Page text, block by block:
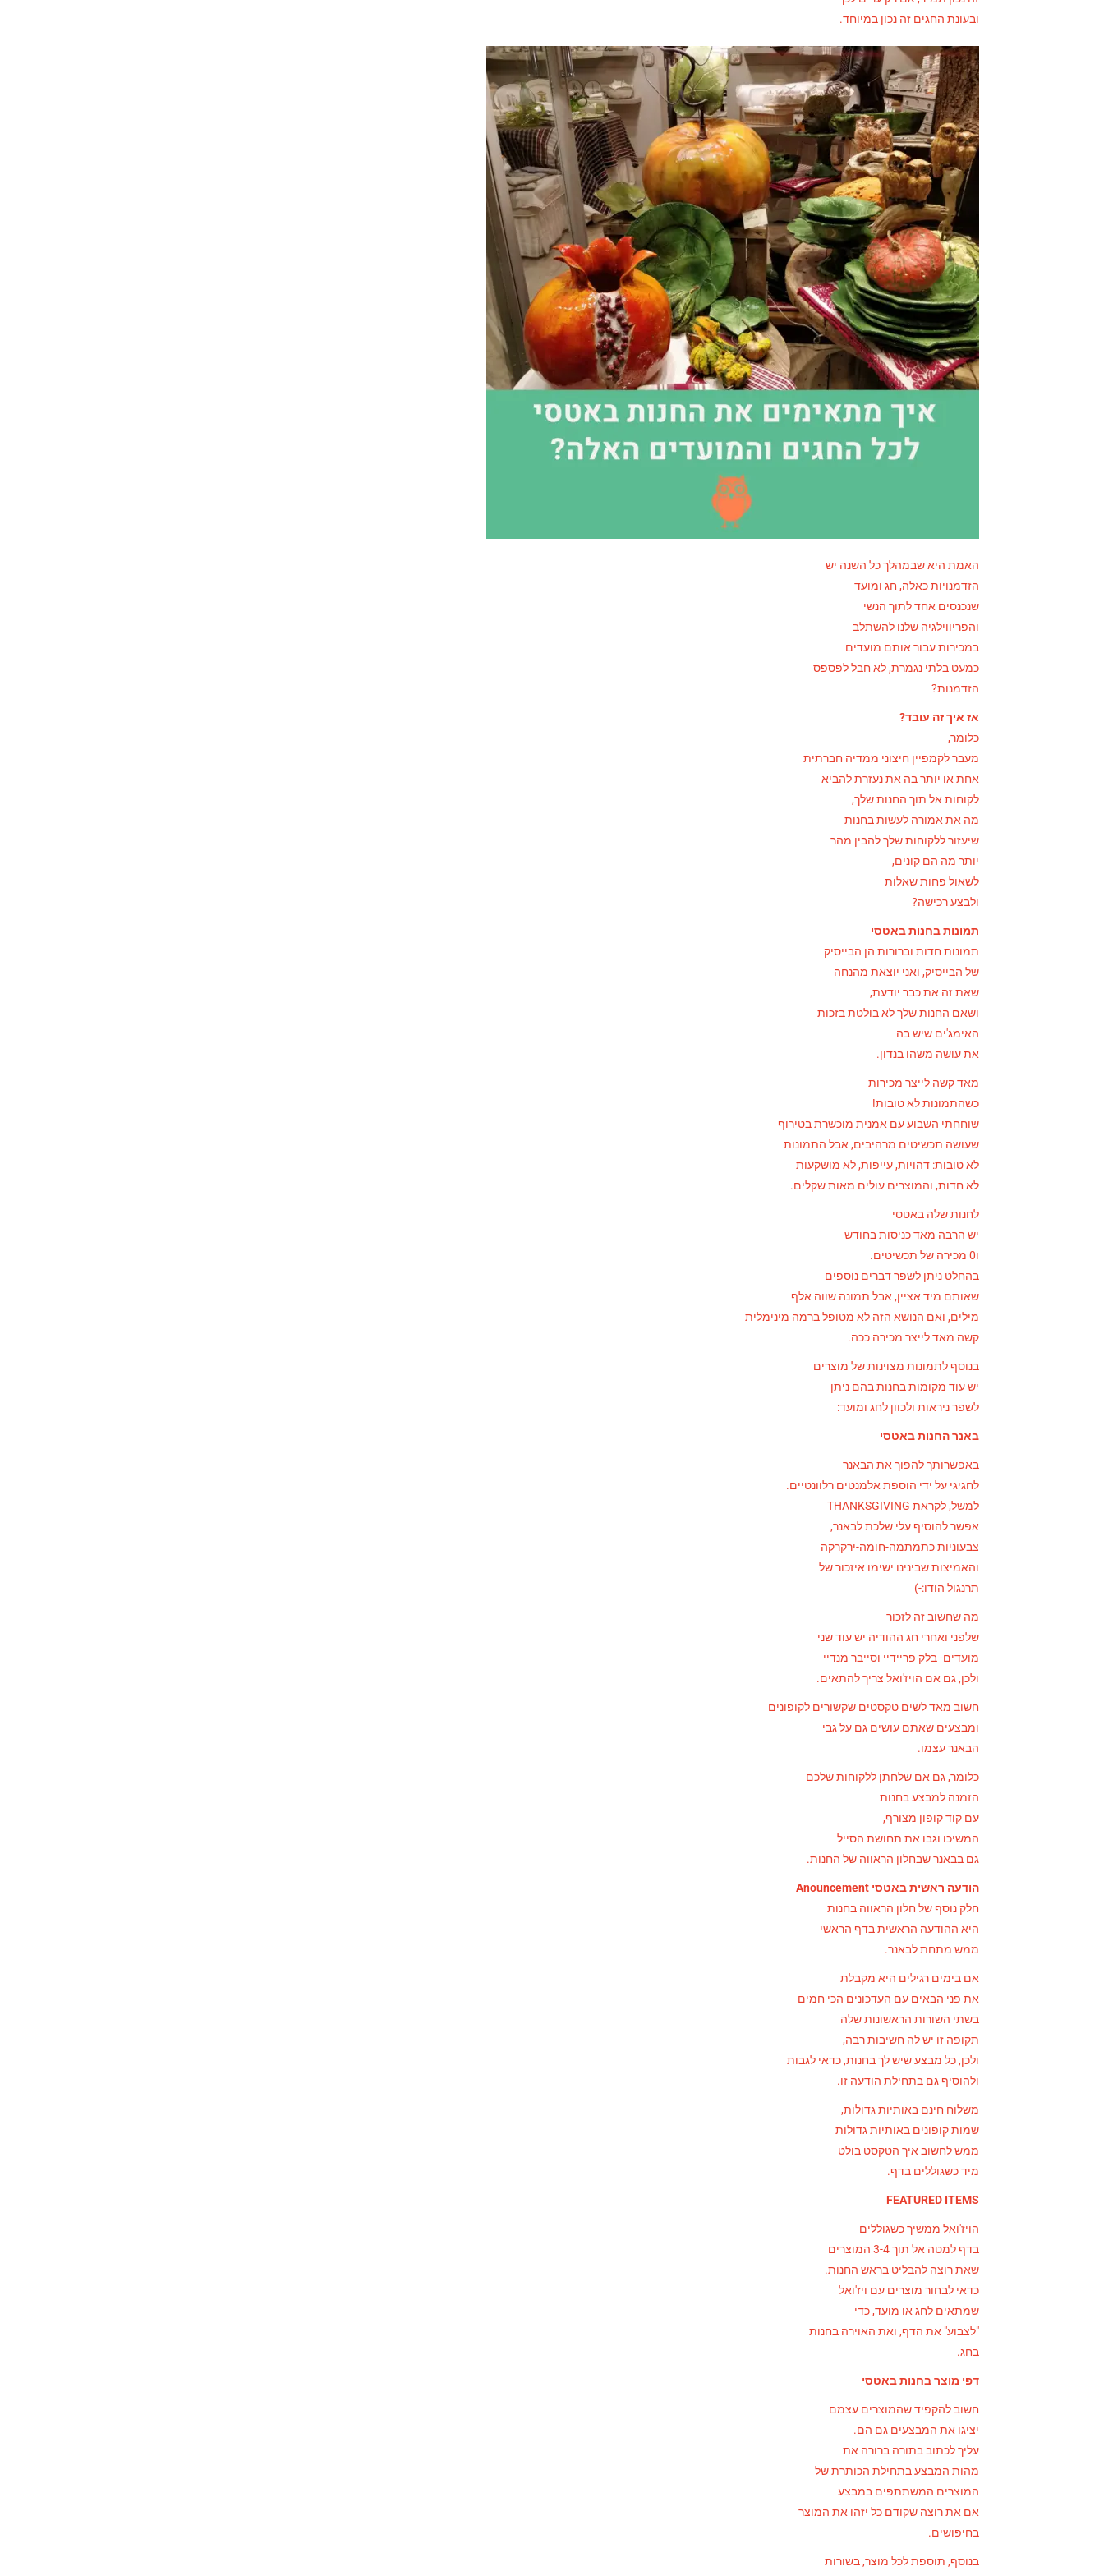
ובעונת החגים זה נכון במיוחד.
האמת היא שבמהלך כל השנה יש
הזדמנויות כאלה, חג ומועד
שנכנסים אחד לתוך הנשי
והפריווילגיה שלנו להשתלב
במכירות עבור אותם מועדים
כמעט בלתי נגמרת, לא חבל לפספס
הזדמנות?
אז איך זה עובד?
כלומר,
מעבר לקמפיין חיצוני ממדיה חברתית
אחת או יותר בה את נעזרת להביא
לקוחות אל תוך החנות שלך,
מה את אמורה לעשות בחנות
שיעזור ללקוחות שלך להבין מהר
יותר מה הם קונים,
לשאול פחות שאלות
ולבצע רכישה?
תמונות בחנות באטסי
תמונות חדות וברורות הן הבייסיק
של הבייסיק, ואני יוצאת מהנחה
שאת זה את כבר יודעת,
ושאם החנות שלך לא בולטת בזכות
האימג'ים שיש בה
את עושה משהו בנדון.
מאד קשה לייצר מכירות
כשהתמונות לא טובות!
שוחחתי השבוע עם אמנית מוכשרת בטירוף
שעושה תכשיטים מרהיבים, אבל התמונות
לא טובות: דהויות, עייפות, לא מושקעות
לא חדות, והמוצרים עולים מאות שקלים.
לחנות שלה באטסי
יש הרבה מאד כניסות בחודש
ו0 מכירה של תכשיטים.
בהחלט ניתן לשפר דברים נוספים
שאותם מיד אציין, אבל תמונה שווה אלף
מילים, ואם הנושא הזה לא מטופל ברמה מינימלית
קשה מאד לייצר מכירה ככה.
בנוסף לתמונות מצוינות של מוצרים
יש עוד מקומות בחנות בהם ניתן
לשפר ניראות ולכוון לחג ומועד:
באנר החנות באטסי
באפשרותך להפוך את הבאנר
לחגיגי על ידי הוספת אלמנטים רלוונטיים.
למשל, לקראת THANKSGIVING
אפשר להוסיף עלי שלכת לבאנר,
צבעוניות כתמתמה-חומה-ירקרקה
והאמיצות שבינינו ישימו איזכור של
תרנגול הודו:-)
מה שחשוב זה לזכור
שלפני ואחרי חג ההודיה יש עוד שני
מועדים- בלק פריידיי וסייבר מנדיי
ולכן, גם אם הויז'ואל צריך להתאים.
חשוב מאד לשים טקסטים שקשורים לקופונים
ומבצעים שאתם עושים גם על גבי
הבאנר עצמו.
כלומר, גם אם שלחתן ללקוחות שלכם
הזמנה למבצע בחנות
עם קוד קופון מצורף,
המשיכו וגבו את תחושת הסייל
גם בבאנר שבחלון הראווה של החנות.
הודעה ראשית באטסי Anouncement
חלק נוסף של חלון הראווה בחנות
היא ההודעה הראשית בדף הראשי
ממש מתחת לבאנר.
אם בימים רגילים היא מקבלת
את פני הבאים עם העדכונים הכי חמים
בשתי השורות הראשונות שלה
תקופה זו יש לה חשיבות רבה,
ולכן, כל מבצע שיש לך בחנות, כדאי לגבות
ולהוסיף גם בתחילת הודעה זו.
משלוח חינם באותיות גדולות,
שמות קופונים באותיות גדולות
ממש לחשוב איך הטקסט בולט
מיד כשגוללים בדף.
FEATURED ITEMS
הויז'ואל ממשיך כשגוללים
בדף למטה אל תוך 3-4 המוצרים
שאת רוצה להבליט בראש החנות.
כדאי לבחור מוצרים עם ויז'ואל
שמתאים לחג או מועד, כדי
"לצבוע" את הדף, ואת האוירה בחנות
בחג.
דפי מוצר בחנות באטסי
חשוב להקפיד שהמוצרים עצמם
יציגו את המבצעים גם הם.
עליך לכתוב בתורה ברורה את
מהות המבצע בתחילת הכותרת של
המוצרים המשתתפים במבצע
אם את רוצה שקודם כל יזהו את המוצר
בחיפושים.
בנוסף, תוספת לכל מוצר, בשורות